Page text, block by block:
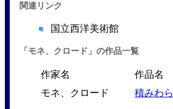
関連リンク
国立西洋美術館
「モネ、クロード」の作品一覧
作家名
作品名
モネ、クロード
積みわら